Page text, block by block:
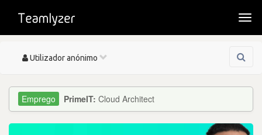
Toggle
Utilizador anónimo
PrimeIT: Cloud Architect